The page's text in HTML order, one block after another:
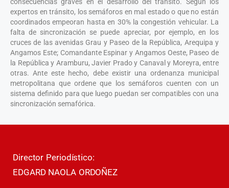
consecuencias graves en el desarrollo del tránsito. Según los
expertos en tránsito, los semáforos en mal estado o que no están
coordinados empeoran hasta en 30% la congestión vehicular. La
falta de sincronización se puede apreciar, por ejemplo, en los
cruces de las avenidas Grau y Paseo de la República, Arequipa y
Angamos Este; Comandante Espinar y Angamos Oeste, Paseo de
la República y Aramburu, Javier Prado y Canaval y Moreyra, entre
otras. Ante este hecho, debe existir una ordenanza municipal
metropolitana que ordene que los semáforos cuenten con un
sistema definido para que luego puedan ser compatibles con una
sincronización semafórica.
Director Periodístico:
EDGARD NAOLA ORDOÑEZ